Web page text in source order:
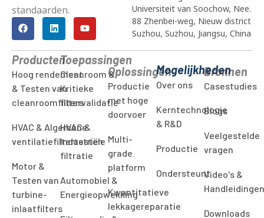
standaarden.
Universiteit van Soochow, Nee.
88 Zhenbei-weg, Nieuw district
Suzhou, Suzhou, Jiangsu, China
Producten
Hoog rendement
& Testen van
cleanroomfilters
HVAC & Algemene
ventilatiefiltertesten
Motor &
Testen van
turbine-
inlaatfilters
Toepassingen
Cleanroom &
Kritieke
filtervalidatie
HVAC &
Industriële
filtratie
Automobiel &
Energieopwekking
Oplossingen
Productie
met hoge
doorvoer
Multi-
grade
platform
Kwantitatieve
lekkagereparatie
Mogelijkheden
Over ons
Kerntechnologie
& R&D
Productie
Ondersteunt
Bronnen
Casestudies
Blogs
Veelgestelde
vragen
Video's &
Downloads